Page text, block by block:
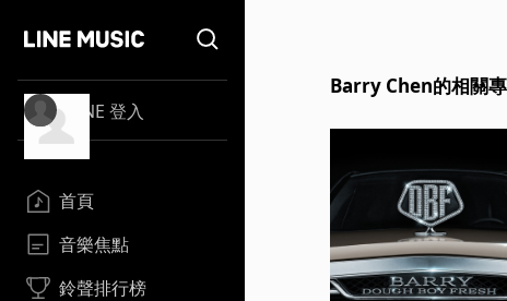
LINE 登入
首頁
音樂焦點
鈴聲排行榜
Barry Chen的相關